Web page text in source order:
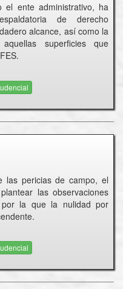
el ente administrativo, ha
de derecho
alcance, así como la
superficies que
las pericias de campo, el
las observaciones
la que la nulidad por